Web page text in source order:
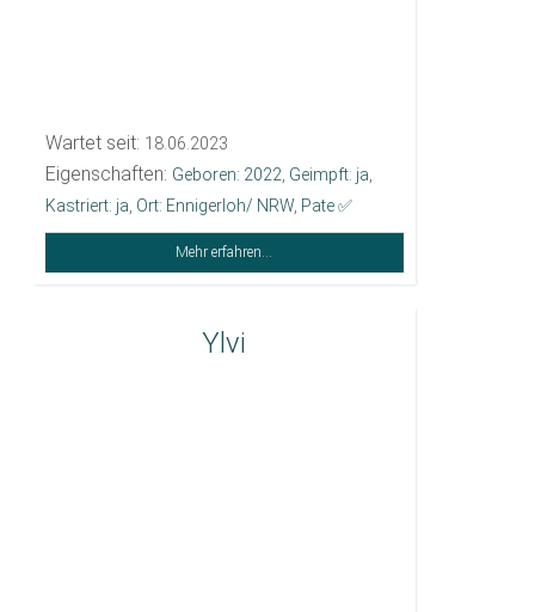
Wartet seit: 18.06.2023
Eigenschaften: Geboren: 2022 Geimpft: ja
Kastriert: ja Ort: Ennigerloh/ NRW, Pate ✅️
Mehr erfahren...
Ylvi